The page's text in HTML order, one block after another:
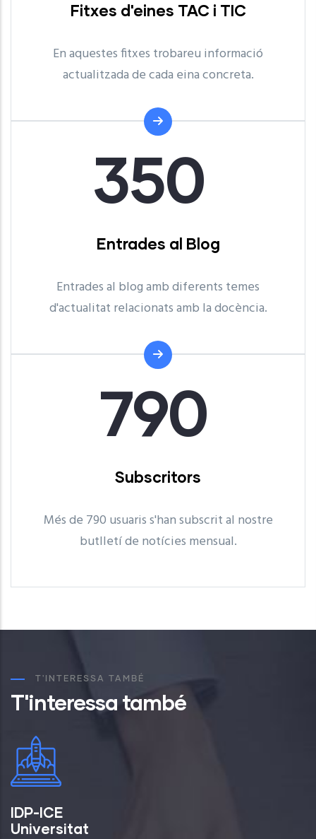
Fitxes d'eines TAC i TIC
En aquestes fitxes trobareu informació
actualitzada de cada eina concreta.
350
Entrades al Blog
Entrades al blog amb diferents temes
d'actualitat relacionats amb la docència.
790
Subscritors
Més de 790 usuaris s'han subscrit al nostre
butlletí de notícies mensual.
T'INTERESSA TAMBÉ
T'interessa també
IDP-ICE
Universitat